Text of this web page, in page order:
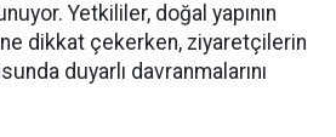
Yetkililer, doğal yapının
dikkat çekerken, ziyaretçilerin
duyarlı davranmalarını